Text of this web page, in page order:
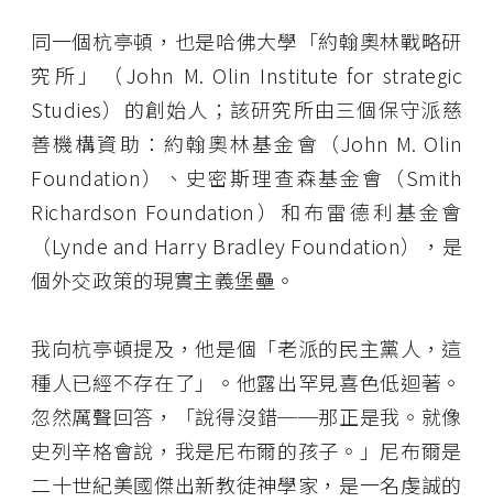
同一個杭亭頓，也是哈佛大學「約翰奧林戰略研
究所」（John M. Olin Institute for strategic
Studies）的創始人；該研究所由三個保守派慈
善機構資助：約翰奧林基金會（John M. Olin
Foundation）、史密斯理查森基金會（Smith
Richardson Foundation）和布雷德利基金會
（Lynde and Harry Bradley Foundation），是
個外交政策的現實主義堡壘。
我向杭亭頓提及，他是個「老派的民主黨人，這
種人已經不存在了」。他露出罕見喜色低迴著。
忽然厲聲回答，「說得沒錯──那正是我。就像
史列辛格會說，我是尼布爾的孩子。」尼布爾是
二十世紀美國傑出新教徒神學家，是一名虔誠的